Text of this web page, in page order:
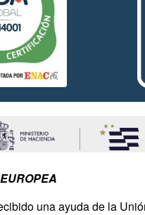
una ayuda de la